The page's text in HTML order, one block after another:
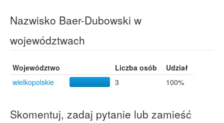
Nazwisko Baer-Dubowski w
województwach
Województwo Liczba osób
Udział
wielkopolskie
3 100%
Skomentuj, zadaj pytanie lub zamieść